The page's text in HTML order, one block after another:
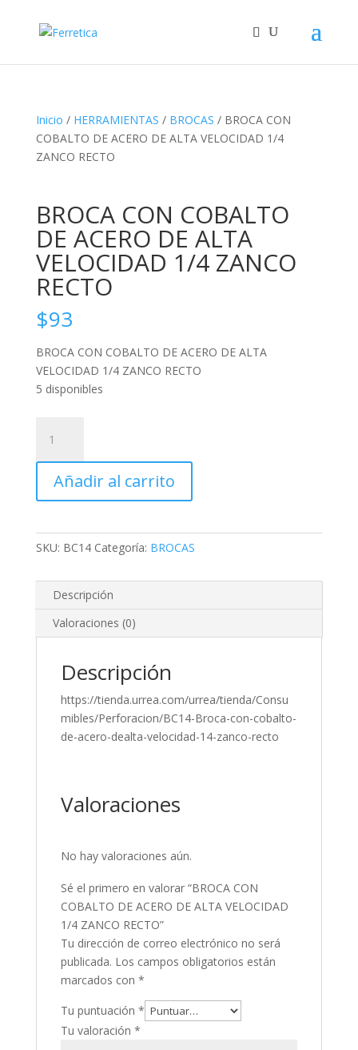
Inicio / HERRAMIENTAS / BROCAS / BROCA CON
COBALTO DE ACERO DE ALTA VELOCIDAD 1/4
ZANCO RECTO
BROCA CON COBALTO
DE ACERO DE ALTA
VELOCIDAD 1/4 ZANCO
RECTO
$93
BROCA CON COBALTO DE ACERO DE ALTA
VELOCIDAD 1/4 ZANCO RECTO
5 disponibles
CON
COBALTO
ACERO
ALTA
VELOCIDAD
ZANCO
RECTO
cantidad
Añadir al carrito
SKU: BC14 Categoría: BROCAS
Descripción
Valoraciones (0)
Descripción
https://tienda.urrea.com/urrea/tienda/Consu
mibles/Perforacion/BC14-Broca-con-cobalto-
de-acero-dealta-velocidad-14-zanco-recto
Valoraciones
No hay valoraciones aún.
Sé el primero en valorar “BROCA CON
COBALTO DE ACERO DE ALTA VELOCIDAD
1/4 ZANCO RECTO”
Tu dirección de correo electrónico no será
publicada. Los campos obligatorios están
marcados con *
Tu puntuación *
Tu valoración *